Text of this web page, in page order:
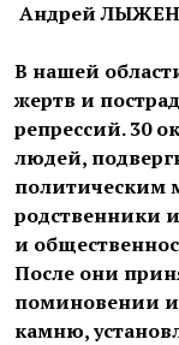
Андрей
В нашей
жертв и
репрессий. 30
людей,
политическим
родственники
и
После они
поминовении
камню,